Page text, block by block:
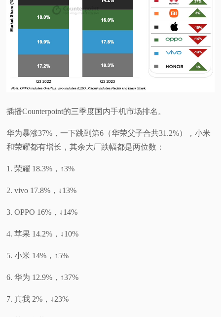
插播Counterpoint的三季度国内手机市场排名。
华为暴涨37%，一下跳到第6（华荣父子合共31.2%），小米
和荣耀都有增长，其余大厂跌幅都是两位数：
1. 荣耀 18.3%，↑3%
2. vivo 17.8%，↓13%
3. OPPO 16%，↓14%
4. 苹果 14.2%，↓10%
5. 小米 14%，↑5%
6. 华为 12.9%，↑37%
7. 真我 2%，↓23%